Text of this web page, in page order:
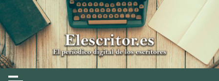
Skip
to
content
Elescritor.es
El periódico digital de los escritores